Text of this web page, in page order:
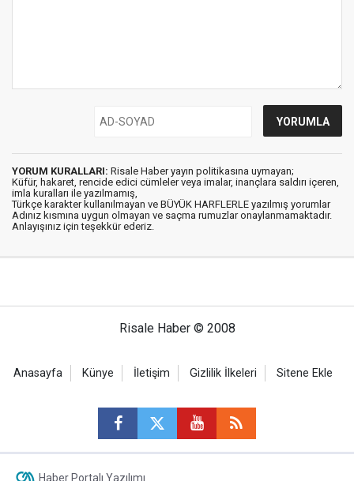
YORUM KURALLARI: Risale Haber yayın politikasına uymayan;
Küfür, hakaret, rencide edici cümleler veya imalar, inançlara saldırı içeren,
imla kuralları ile yazılmamış,
Türkçe karakter kullanılmayan ve BÜYÜK HARFLERLE yazılmış yorumlar
Adınız kısmına uygun olmayan ve saçma rumuzlar onaylanmamaktadır.
Anlayışınız için teşekkür ederiz.
Risale Haber © 2008
Anasayfa Künye İletişim Gizlilik İlkeleri Sitene Ekle
Haber Portalı Yazılımı